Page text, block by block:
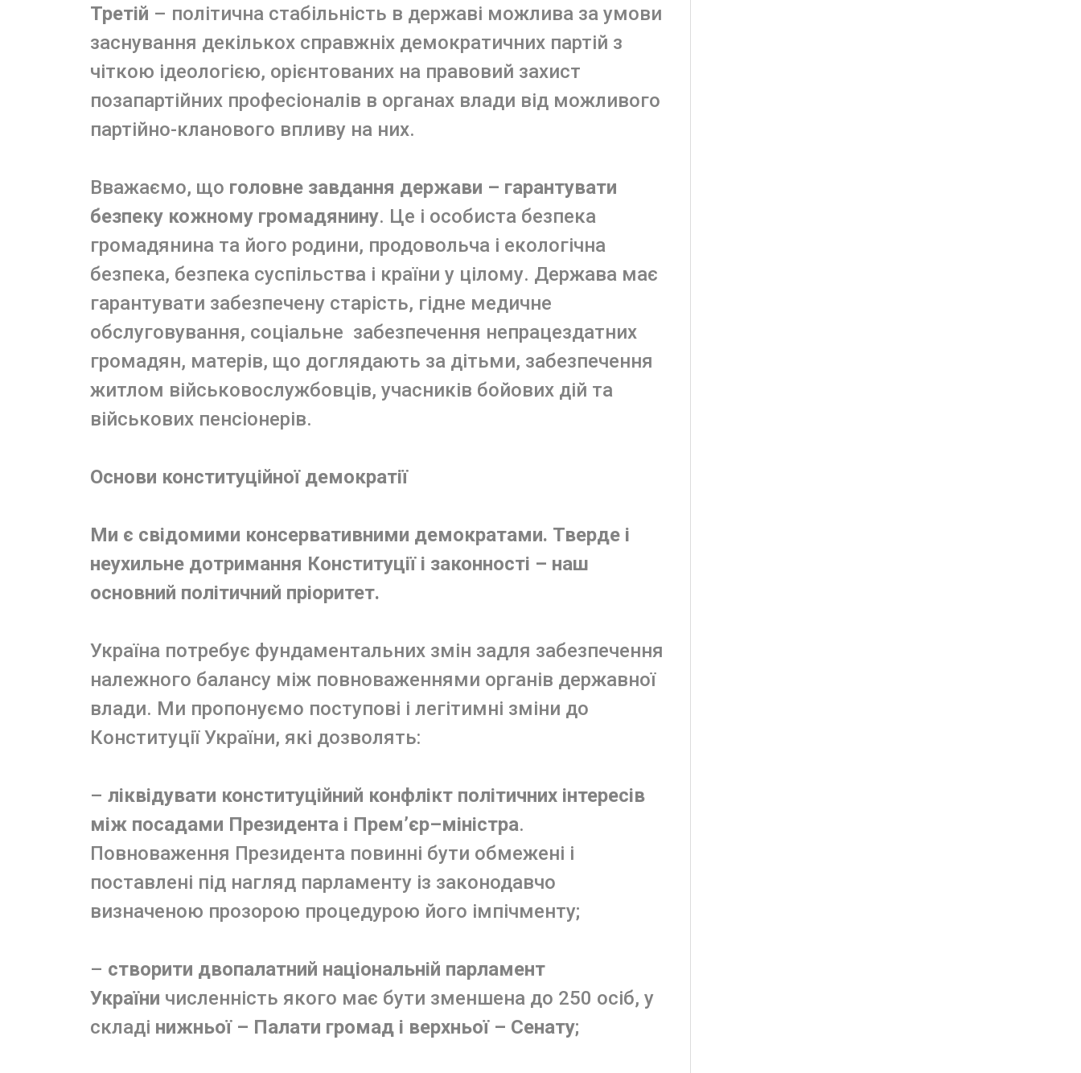
Третій – політична стабільність в державі можлива за умови
заснування декількох справжніх демократичних партій з
чіткою ідеологією, орієнтованих на правовий захист
позапартійних професіоналів в органах влади від можливого
партійно-кланового впливу на них.
Вважаємо, що головне завдання держави – гарантувати
безпеку кожному громадянину. Це і особиста безпека
громадянина та його родини, продовольча і екологічна
безпека, безпека суспільства і країни у цілому. Держава має
гарантувати забезпечену старість, гідне медичне
обслуговування, соціальне забезпечення непрацездатних
громадян, матерів, що доглядають за дітьми, забезпечення
житлом військовослужбовців, учасників бойових дій та
військових пенсіонерів.
Основи конституційної демократії
Ми є свідомими консервативними демократами. Тверде і
неухильне дотримання Конституції і законності – наш
основний політичний пріоритет.
Україна потребує фундаментальних змін задля забезпечення
належного балансу між повноваженнями органів державної
влади. Ми пропонуємо поступові і легітимні зміни до
Конституції України, які дозволять:
– ліквідувати конституційний конфлікт політичних інтересів
між посадами Президента і Прем’єр–міністра.
Повноваження Президента повинні бути обмежені і
поставлені під нагляд парламенту із законодавчо
визначеною прозорою процедурою його імпічменту;
– створити двопалатний національній парламент
України численність якого має бути зменшена до 250 осіб, у
складі нижньої – Палати громад і верхньої – Сенату;